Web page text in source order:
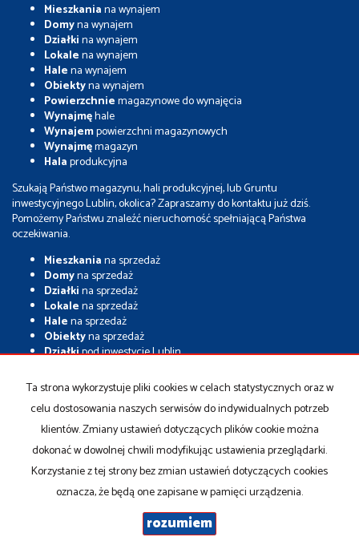
Mieszkaniana wynajem
Domyna wynajem
Działkina wynajem
Lokalena wynajem
Halena wynajem
Obiektyna wynajem
Powierzchniemagazynowe do wynajęcia
Wynajmęhale
Wynajempowierzchni magazynowych
Wynajmęmagazyn
Halaprodukcyjna
Szukają Państwo magazynu, hali produkcyjnej, lub Gruntu
inwestycyjnego Lublin, okolica? Zapraszamy do kontaktu już dziś.
Pomożemy Państwu znaleźć nieruchomość spełniającą Państwa
oczekiwania.
Mieszkaniana sprzedaż
Domyna sprzedaż
Działkina sprzedaż
Lokalena sprzedaż
Halena sprzedaż
Obiektyna sprzedaż
Działkipod inwestycje Lublin
Nieruchomościinwestycyjne Lublin
Magazyny
na sprzedaż
Halena sprzedaż
Halemagazynowe
Sprzedamgrunt inwestycyjny
Sprzedamdziałkę inwestycyjną
Program dla biur nieruchomości
Ta strona wykorzystuje pliki cookies w celach statystycznych oraz w
celu dostosowania naszych serwisów do indywidualnych potrzeb
klientów. Zmiany ustawień dotyczących plików cookie można
dokonać w dowolnej chwili modyfikując ustawienia przeglądarki.
Korzystanie z tej strony bez zmian ustawień dotyczących cookies
oznacza, że będą one zapisane w pamięci urządzenia.
rozumiem